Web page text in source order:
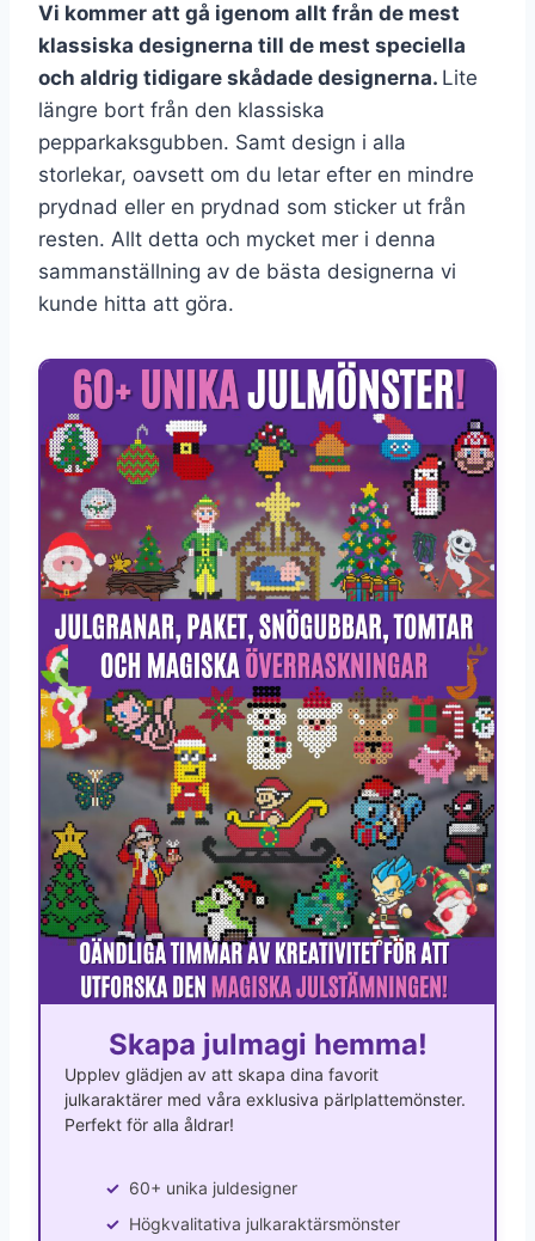
Vi kommer att gå igenom allt från de mest
klassiska designerna till de mest speciella
och aldrig tidigare skådade designerna. Lite
längre bort från den klassiska
pepparkaksgubben. Samt design i alla
storlekar, oavsett om du letar efter en mindre
prydnad eller en prydnad som sticker ut från
resten. Allt detta och mycket mer i denna
sammanställning av de bästa designerna vi
kunde hitta att göra.
Skapa julmagi hemma!
Upplev glädjen av att skapa dina favorit
julkaraktärer med våra exklusiva pärlplattemönster.
Perfekt för alla åldrar!
60+ unika juldesigner
Högkvalitativa julkaraktärsmönster